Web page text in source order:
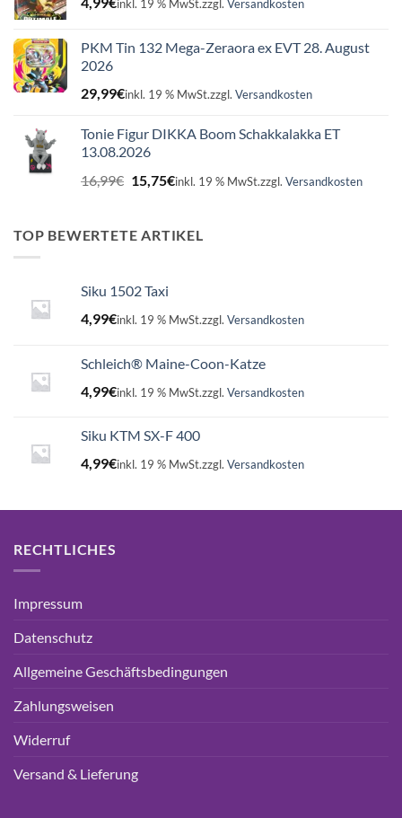
inkl. 19 % MwSt.zzgl. Versandkosten
PKM Tin 132 Mega-Zeraora ex EVT 28. August
2026
29,99€inkl. 19 % MwSt.zzgl. Versandkosten
Tonie Figur DIKKA Boom Schakkalakka ET
13.08.2026
16,99€ Ursprünglicher
Preis
16,99€
15,75€Aktueller
15,75€.
inkl. 19 % MwSt.zzgl. Versandkosten
TOP BEWERTETE ARTIKEL
Siku 1502 Taxi
4,99€inkl. 19 % MwSt.zzgl. Versandkosten
Schleich® Maine-Coon-Katze
4,99€inkl. 19 % MwSt.zzgl. Versandkosten
Siku KTM SX-F 400
4,99€inkl. 19 % MwSt.zzgl. Versandkosten
RECHTLICHES
Impressum
Datenschutz
Allgemeine Geschäftsbedingungen
Zahlungsweisen
Widerruf
Versand & Lieferung